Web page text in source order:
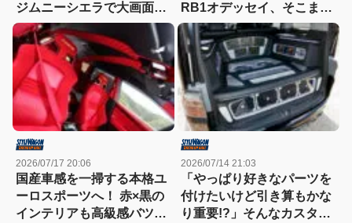
ジムニーシエラで大画面デ
ィスプレイオーディオの実
力をチェック！
RB1オデッセイ、そこまで
やるかの超絶ワンオフ技が
凄すぎる
2026/07/17 20:06
国産車感を一掃する本格ユ
ーロスポーツへ！ 赤×黒の
インテリアも高級感バツグ
2026/07/14 21:03
「やっぱり好きなパーツを
付けたいけど引き算もかな
り重要!?」そんなカスタム